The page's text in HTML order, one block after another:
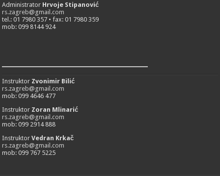
Administrator Hrvoje Stipanović
rs.zagreb@gmail.com
tel.: 01 7980 357 • fax: 01 7980 359
mob: 099 8144 924
Instruktor Zvonimir Bilić
rs.zagreb@gmail.com
mob: 099 4646 477
Instruktor Zoran Mlinarić
rs.zagreb@gmail.com
mob: 099 2914 888
InstruktorVedran Krkač
rs.zagreb@gmail.com
mob: 099 767 5225